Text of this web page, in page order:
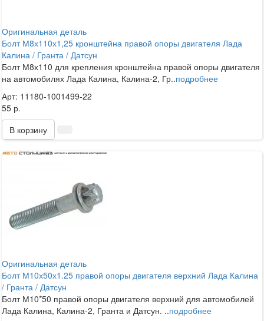
Оригинальная деталь
Болт М8х110х1,25 кронштейна правой опоры двигателя Лада
Калина / Гранта / Датсун
Болт М8х110 для крепления кронштейна правой опоры двигателя
на автомобилях Лада Калина, Калина-2, Гр..подробнее
Арт: 11180-1001499-22
55 р.
В корзину
Оригинальная деталь
Болт М10х50х1.25 правой опоры двигателя верхний Лада Калина
/ Гранта / Датсун
Болт М10*50 правой опоры двигателя верхний для автомобилей
Лада Калина, Калина-2, Гранта и Датсун. ..подробнее